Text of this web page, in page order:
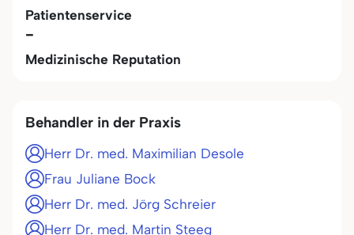
Patientenservice
-
Medizinische Reputation
Behandler in der Praxis
Herr Dr. med. Maximilian Desole
Frau Juliane Bock
Herr Dr. med. Jörg Schreier
Herr Dr. med. Martin Steeg